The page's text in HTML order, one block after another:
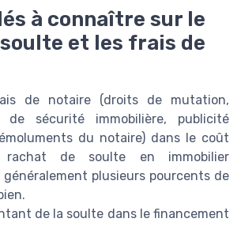
à connaître sur le
et les frais de
de notaire (droits de mutation,
de sécurité immobilière, publicité
du notaire) dans le coût
de soulte en immobilier
généralement plusieurs pourcents de
de la soulte dans le financement